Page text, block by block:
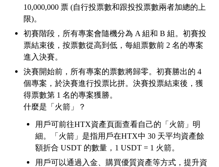
10,000,000 票 (自行投票數和跟投投票數兩者加總的上
限)。
初賽階段，所有專案會隨機分為 A 組和 B 組。初賽投
票結束後，按票數從高到低，每組票數前 2 名的專案
進入決賽。
決賽開始前，所有專案的票數將歸零。初賽勝出的 4
個專案，於決賽進行投票比拼。決賽投票結束後，獲
得票數第 1 名的專案獲勝。
什麼是「火箭」？
用戶可前往HTX資產頁面查看自己的「火箭」明
細。「火箭」是指用戶在HTX中 30 天平均資產餘
額折合 USDT 的數量，1 USDT = 1 火箭。
用戶可以通過入金、購買優質資產等方式，提升資